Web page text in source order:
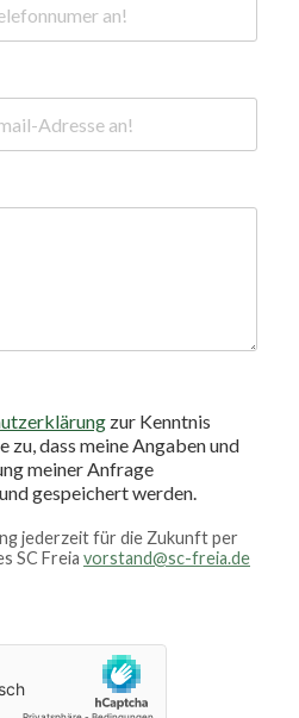
zur Kenntnis
zu, dass meine Angaben und
meiner Anfrage
gespeichert werden.
jederzeit für die Zukunft per
SC Freia vorstand@sc-freia.de